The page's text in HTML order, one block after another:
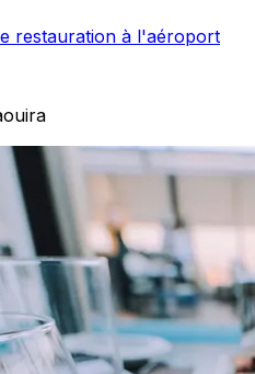
restauration à l'aéroport